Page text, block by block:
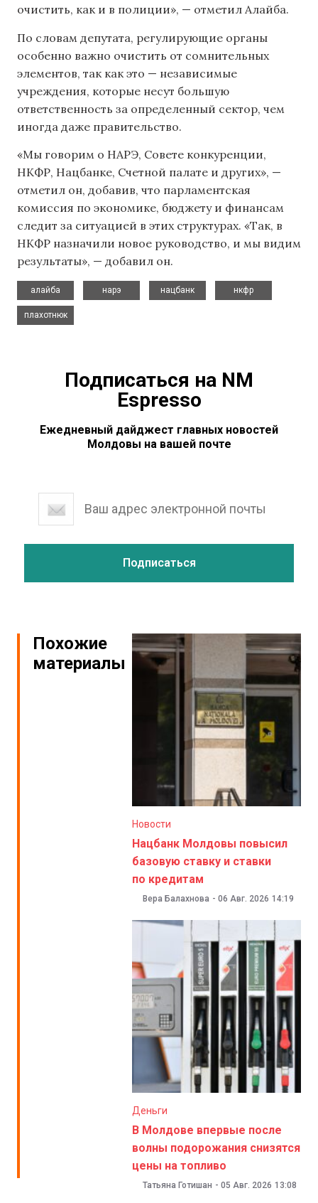
очистить, как и в полиции», — отметил Алайба.
По словам депутата, регулирующие органы
особенно важно очистить от сомнительных
элементов, так как это — независимые
учреждения, которые несут большую
ответственность за определенный сектор, чем
иногда даже правительство.
«Мы говорим о НАРЭ, Совете конкуренции,
НКФР, Нацбанке, Счетной палате и других», —
отметил он, добавив, что парламентская
комиссия по экономике, бюджету и финансам
следит за ситуацией в этих структурах. «Так, в
НКФР назначили новое руководство, и мы видим
результаты», — добавил он.
алайба
нарэ
нацбанк
нкфр
плахотнюк
Подписаться на NM
Espresso
Ежедневный дайджест главных новостей
Молдовы на вашей почте
Похожие
материалы
Новости
Нацбанк Молдовы повысил
базовую ставку и ставки
по кредитам
Вера Балахнова - 06 Авг. 2026 14:19
Деньги
В Молдове впервые после
волны подорожания снизятся
цены на топливо
Татьяна Готишан - 05 Авг. 2026 13:08